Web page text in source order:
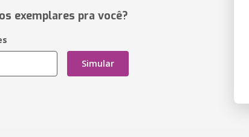
exemplares pra você?
Simular